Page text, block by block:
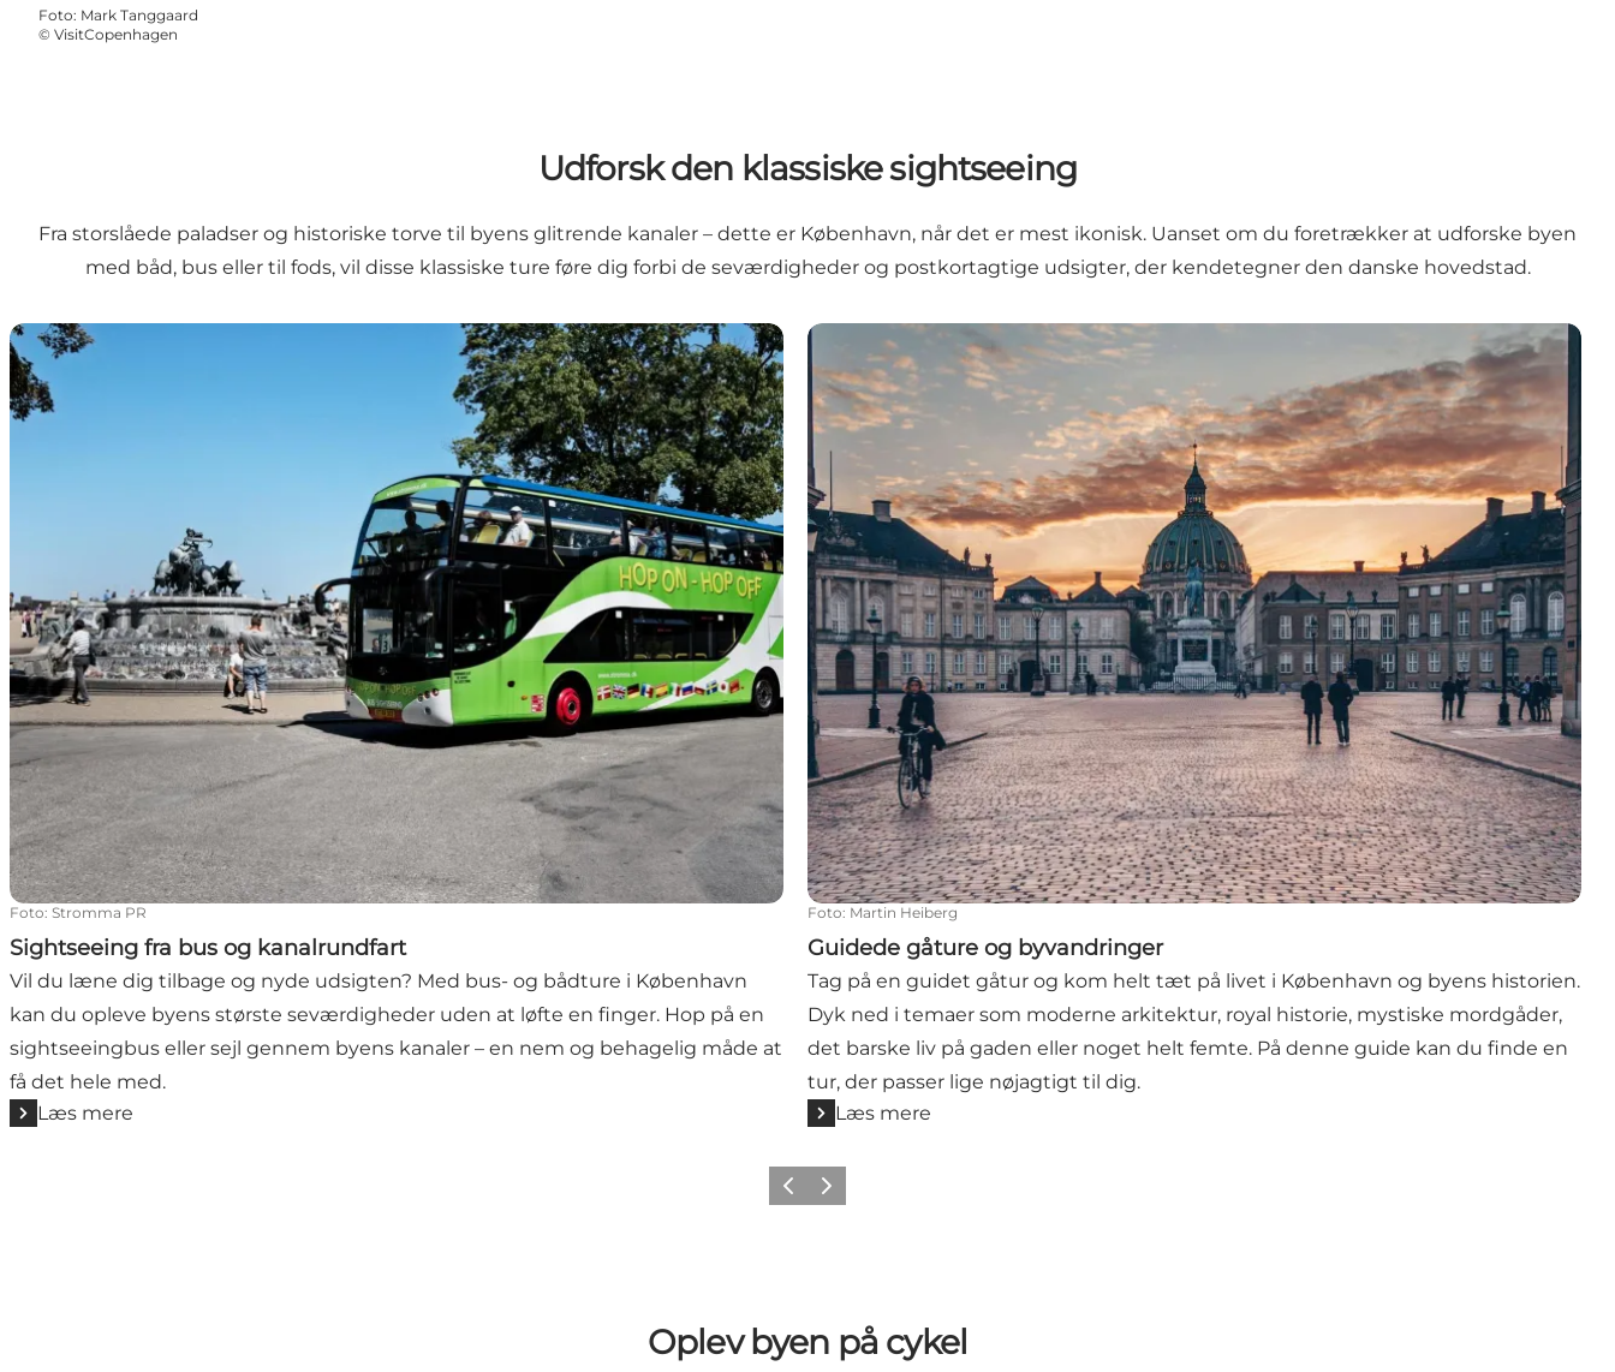
Foto: Mark Tanggaard
© VisitCopenhagen
Udforsk den klassiske sightseeing
Fra storslåede paladser og historiske torve til byens glitrende kanaler – dette er København, når det er mest ikonisk. Uanset om du foretrækker at udforske byen
med båd, bus eller til fods, vil disse klassiske ture føre dig forbi de seværdigheder og postkortagtige udsigter, der kendetegner den danske hovedstad.
Sightseeing fra bus og kanalrundfart
Foto: Stromma PR
Sightseeing fra bus og kanalrundfart
Vil du læne dig tilbage og nyde udsigten? Med bus- og bådture i København
kan du opleve byens største seværdigheder uden at løfte en finger. Hop på en
sightseeingbus eller sejl gennem byens kanaler – en nem og behagelig måde at
få det hele med.
Læs mere
Guidede gåture og byvandringer
Foto: Martin Heiberg
Guidede gåture og byvandringer
Tag på en guidet gåtur og kom helt tæt på livet i København og byens historien.
Dyk ned i temaer som moderne arkitektur, royal historie, mystiske mordgåder,
det barske liv på gaden eller noget helt femte. På denne guide kan du finde en
tur, der passer lige nøjagtigt til dig.
Læs mere
ForrigeNæste
Oplev byen på cykel